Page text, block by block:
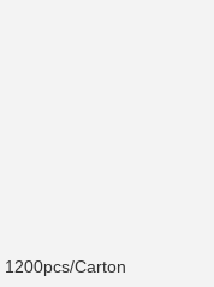
Carton